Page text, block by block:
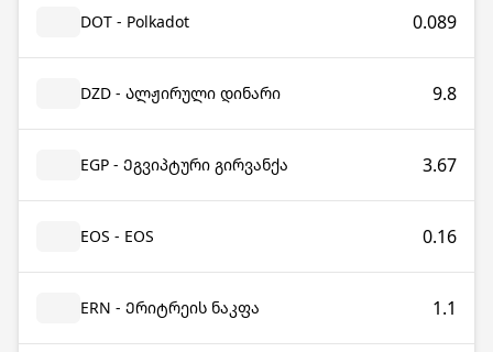
DOT - Polkadot 0.089
DZD - Ალჟირული დინარი 9.8
EGP - Ეგვიპტური გირვანქა 3.67
EOS - EOS 0.16
ERN - Ერიტრეის ნაკფა 1.1